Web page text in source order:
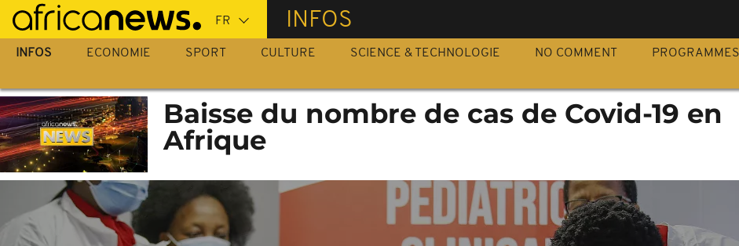
Passer
au
contenu
INFOS
INFOS ECONOMIE SPORT CULTURE SCIENCE & TECHNOLOGIE NO COMMENT PROGRAMMES
Baisse du nombre de cas de Covid-19 en
Afrique